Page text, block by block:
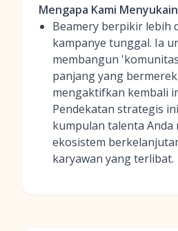
Mengapa Kami
Beamery berpikir lebih
kampanye tunggal. Ia
membangun
panjang yang
mengaktifkan kembali
Pendekatan strategis
kumpulan talenta Anda
ekosistem
karyawan yang terlibat.